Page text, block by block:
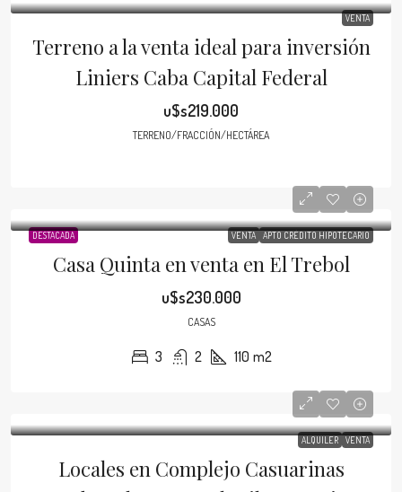
VENTA
Terreno a la venta ideal para inversión
Liniers Caba Capital Federal
u$s219.000
TERRENO/FRACCIÓN/HECTÁREA
DESTACADA VENTA APTO CRÉDITO HIPOTECARIO
Casa Quinta en venta en El Trebol
u$s230.000
CASAS
3 2 110 m2
ALQUILER VENTA
Locales en Complejo Casuarinas